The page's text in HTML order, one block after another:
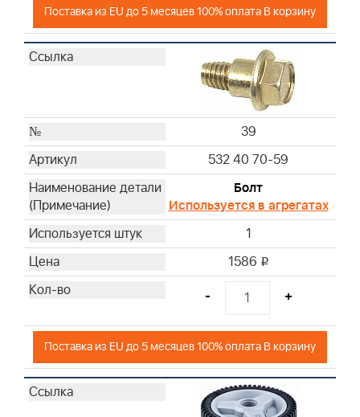
Поставка из EU до 5 месяцев 100% оплата В корзину
39
532 40 70-59
Болт
Используется в агрегатах
1
1586 i
- +
Поставка из EU до 5 месяцев 100% оплата В корзину